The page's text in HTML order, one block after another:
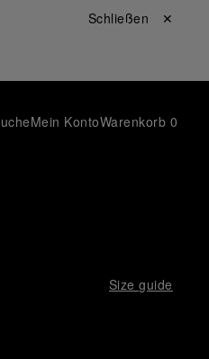
Schließen ✕
Mein KontoWarenkorb 0
Size guide